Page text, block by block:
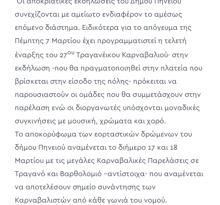
συνεχίζονται με αμείωτο ενδιαφέρον το αμέσως
επόμενο διάστημα. Ειδικότερα για το απόγευμα της
Πέμπτης 7 Μαρτίου έχει προγραμματιστεί η τελετή
έναρξης του 27ου Τραγανέικου Καρναβαλιού· στην
εκδήλωση -που θα πραγματοποιηθεί στην πλατεία που
βρίσκεται στην είσοδο της πόλης- πρόκειται να
παρουσιαστούν οι ομάδες που θα συμμετάσχουν στην
παρέλαση ενώ οι διοργανωτές υπόσχονται μοναδικές
συγκινήσεις με μουσική, χρώματα και χορό.
Το αποκορύφωμα των εορταστικών δρώμενων του
δήμου Πηνειού αναμένεται το διήμερο 17 και 18
Μαρτίου με τις μεγάλες Καρναβαλικές Παρελάσεις σε
Τραγανό και Βαρθολομιό –αντίστοιχα- που αναμένεται
να αποτελέσουν σημείο συνάντησης των
Καρναβαλιστών από κάθε γωνιά του νομού.